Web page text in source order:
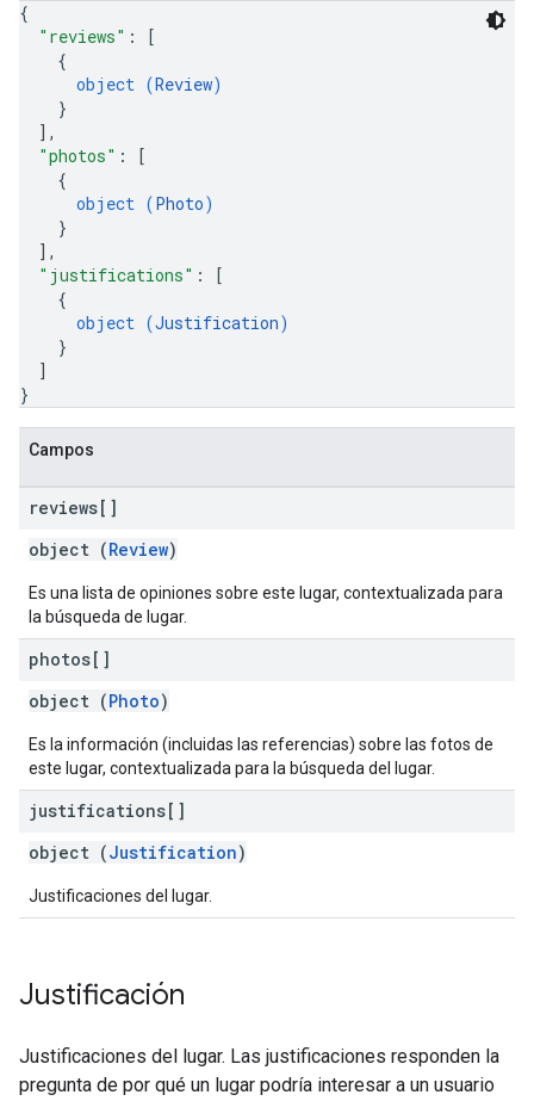
{
"reviews" :
[
{
object (Review)
}
] ,
"photos" :
[
{
object (Photo)
}
] ,
"justifications" :
[
{
object (Justification)
}
]
}
Campos
reviews[]
object (Review)
Es una lista de opiniones sobre este lugar, contextualizada para
la búsqueda de lugar.
photos[]
object (Photo)
Es la información (incluidas las referencias) sobre las fotos de
este lugar, contextualizada para la búsqueda del lugar.
justifications[]
object (Justification)
Justificaciones del lugar.
Justificación
Justificaciones del lugar. Las justificaciones responden la
pregunta de por qué un lugar podría interesar a un usuario